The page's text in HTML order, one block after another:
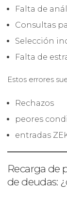
Falta de
Consultas
Selección
Falta de
Estos errores
Rechazos
peores
entradas
Recarga de
de deudas: